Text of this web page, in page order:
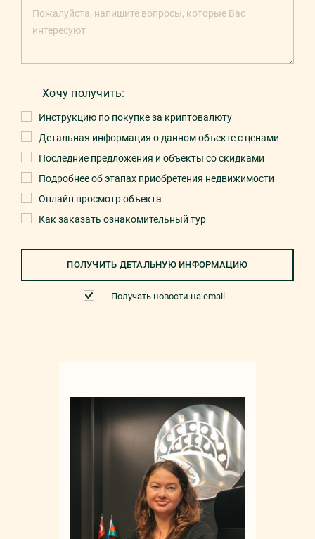
Хочу получить:
Инструкцию по покупке за криптовалюту
Детальная информация о данном объекте с ценами
Последние предложения и объекты со скидками
Подробнее об этапах приобретения недвижимости
Онлайн просмотр объекта
Как заказать ознакомительный тур
ПОЛУЧИТЬ ДЕТАЛЬНУЮ ИНФОРМАЦИЮ
Получать новости на email